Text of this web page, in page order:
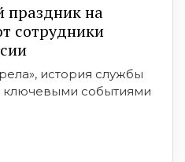
праздник на
сотрудники
история службы
ключевыми событиями